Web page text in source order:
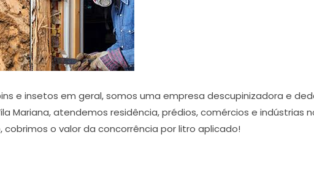
e insetos em geral, somos uma empresa descupinizadora e
Mariana, atendemos residência, prédios, comércios e indústrias
o valor da concorrência por litro aplicado!